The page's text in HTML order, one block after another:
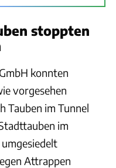
stoppten
konnten
vorgesehen
Tauben im Tunnel
im
Attrappen